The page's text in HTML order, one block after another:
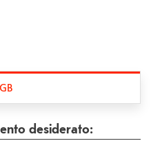
desiderato: